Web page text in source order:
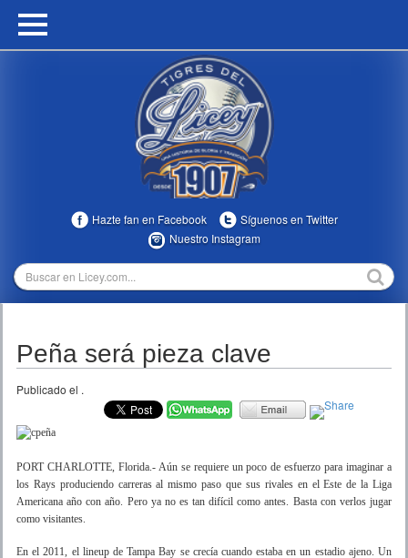
HOME
MULTIMEDIA
TEMPORADAS
Hazte fan en Facebook
Síguenos en Twitter
Nuestro Instagram
Peña será pieza clave
Publicado el .
PORT CHARLOTTE, Florida.- Aún se requiere un poco de esfuerzo para imaginar a
los Rays produciendo carreras al mismo paso que sus rivales en el Este de la Liga
Americana año con año. Pero ya no es tan difícil como antes. Basta con verlos jugar
como visitantes.
En el 2011, el lineup de Tampa Bay se crecía cuando estaba en un estadio ajeno. Un